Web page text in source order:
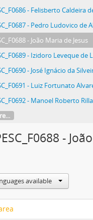
- Felisberto Caldeira
- Pedro Ludovico de
- João Maria de Jesus
- Izidoro Leveque de
- José Ignácio da
- Luiz Fortunato
- Manoel Roberto Rilla
-
available